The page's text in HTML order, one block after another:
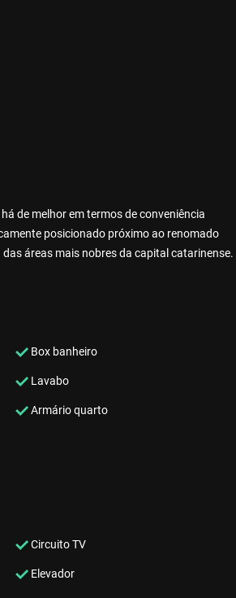
de melhor em termos de conveniência
posicionado próximo ao renomado
áreas mais nobres da capital catarinense.
Box banheiro
Lavabo
Armário quarto
Circuito TV
Elevador